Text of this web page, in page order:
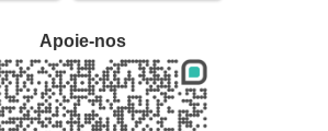
Apoie-nos